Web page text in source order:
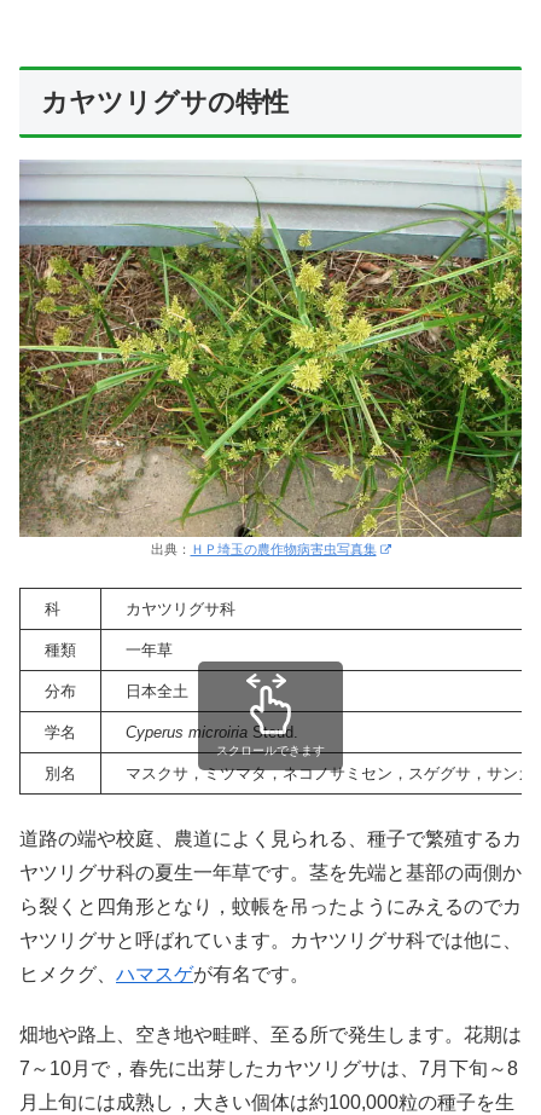
カヤツリグサの特性
出典： ＨＰ埼玉の農作物病害虫写真集
科 カヤツリグサ科
種類 一年草
分布 日本全土
学名 Cyperus microiria Steud.
別名 マスクサ，ミツマタ，ネコノサミセン，スゲグサ，サンカ
スクロールできます
道路の端や校庭、農道によく見られる、種子で繁殖するカ
ヤツリグサ科の夏生一年草です。茎を先端と基部の両側か
ら裂くと四角形となり，蚊帳を吊ったようにみえるのでカ
ヤツリグサと呼ばれています。カヤツリグサ科では他に、
ヒメクグ、 ハマスゲが有名です。
畑地や路上、空き地や畦畔、至る所で発生します。花期は
7～10月で，春先に出芽したカヤツリグサは、7月下旬～8
月上旬には成熟し，大きい個体は約100,000粒の種子を生